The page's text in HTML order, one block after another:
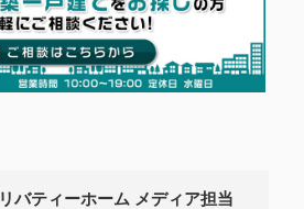
リバティーホーム メディア担当